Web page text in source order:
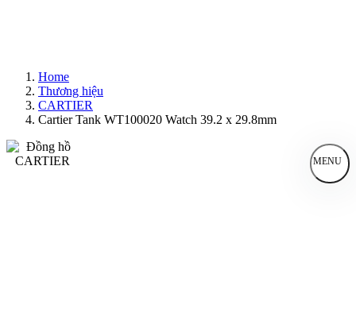
Home
Thương hiệu
CARTIER
Cartier Tank WT100020 Watch 39.2 x 29.8mm
MENU